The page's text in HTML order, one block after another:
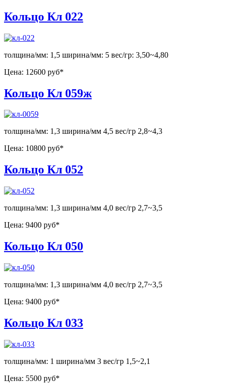
Кольцо Кл 022
толщина/мм: 1,5 ширина/мм: 5 вес/гр: 3,50~4,80
Цена: 12600 руб*
Кольцо Кл 059ж
толщина/мм: 1,3 ширина/мм 4,5 вес/гр 2,8~4,3
Цена: 10800 руб*
Кольцо Кл 052
толщина/мм: 1,3 ширина/мм 4,0 вес/гр 2,7~3,5
Цена: 9400 руб*
Кольцо Кл 050
толщина/мм: 1,3 ширина/мм 4,0 вес/гр 2,7~3,5
Цена: 9400 руб*
Кольцо Кл 033
толщина/мм: 1 ширина/мм 3 вес/гр 1,5~2,1
Цена: 5500 руб*